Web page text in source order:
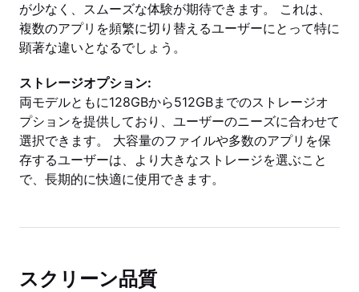
が少なく、スムーズな体験が期待できます。 これは、
複数のアプリを頻繁に切り替えるユーザーにとって特に
顕著な違いとなるでしょう。
ストレージオプション:
両モデルともに128GBから512GBまでのストレージオ
プションを提供しており、ユーザーのニーズに合わせて
選択できます。 大容量のファイルや多数のアプリを保
存するユーザーは、より大きなストレージを選ぶこと
で、長期的に快適に使用できます。
スクリーン品質